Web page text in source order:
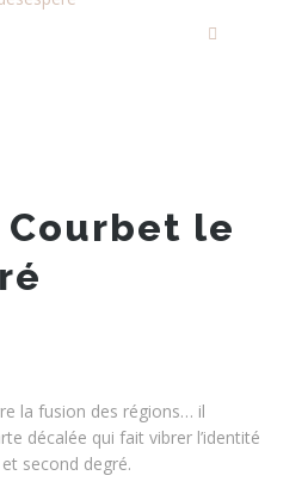
Courbet le
la fusion des régions… il
décalée qui fait vibrer l’identité
second degré.